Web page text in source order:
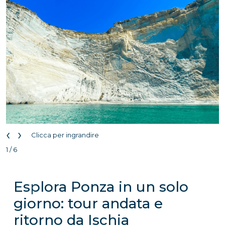
‹ ›
Clicca per ingrandire
1 / 6
Esplora Ponza in un solo
giorno: tour andata e
ritorno da Ischia